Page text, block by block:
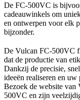
De FC-500VC is
cadeauwinkels om
en ontwerpen voor elk
bijzonder.
De Vulcan FC-500VC
dat de productie van
Dankzij de precisie,
ideeën realiseren en uw
Bezoek de website van
500VC en zijn